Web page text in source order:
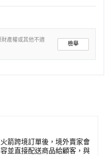
產權或其他不適
檢舉
火箭跨境訂單後，境外賣家會
並直接配送商品給顧客，與